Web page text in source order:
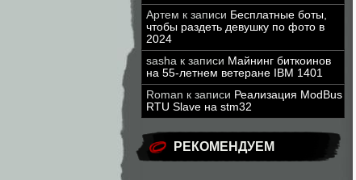
Артем к записи Бесплатные боты,
чтобы раздеть девушку по фото в
2024
sasha к записи Майнинг биткоинов
на 55-летнем ветеране IBM 1401
Roman к записи Реализация ModBus
RTU Slave на stm32
РЕКОМЕНДУЕМ